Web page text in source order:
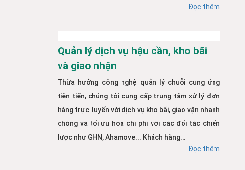
Đọc thêm
Quản lý dịch vụ hậu cần, kho bãi
và giao nhận
Thừa hưởng công nghệ quản lý chuỗi cung ứng
tiên tiến, chúng tôi cung cấp trung tâm xử lý đơn
hàng trực tuyến với dịch vụ kho bãi, giao vận nhanh
chóng và tối ưu hoá chi phí với các đối tác chiến
lược như GHN, Ahamove... Khách hàng...
Đọc thêm